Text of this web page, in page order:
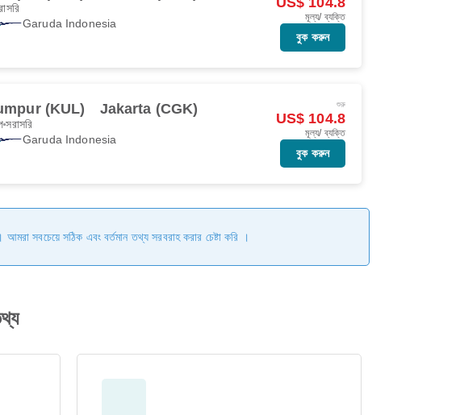
Garuda Indonesia
মূল্য/ ব্যক্তি
বুক করুন
(KUL) Jakarta (CGK)
সরাসরি
Garuda Indonesia
শুরু
US$ 104.8
মূল্য/ ব্যক্তি
বুক করুন
সবচেয়ে সঠিক এবং বর্তমান তথ্য সরবরাহ করার চেষ্টা করি ।